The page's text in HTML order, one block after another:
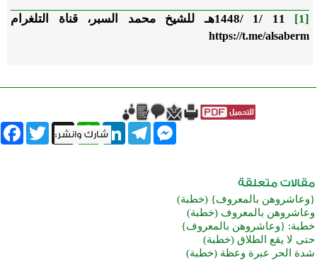
[1]
https://t.me/alsaberm
Twitter X
WhatsAppLinkedInTelegram
Messenger
{وعاشروهن بالمعروف} (خطبة)
وعاشروهن بالمعروف (خطبة)
خطبة: {وعاشروهن بالمعروف}
حتى لا يقع الطلاق (خطبة)
شدة الحر عبرة وعظة (خطبة)